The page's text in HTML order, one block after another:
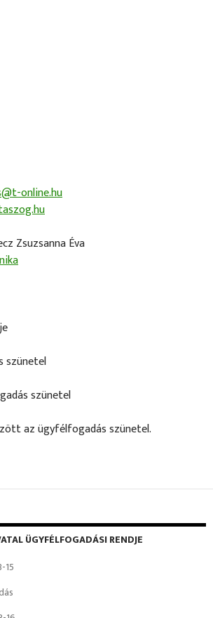
online.hu
Zsuzsanna Éva
szünetel
szünetel
az ügyfélfogadás szünetel.
ÜGYFÉLFOGADÁSI RENDJE
15